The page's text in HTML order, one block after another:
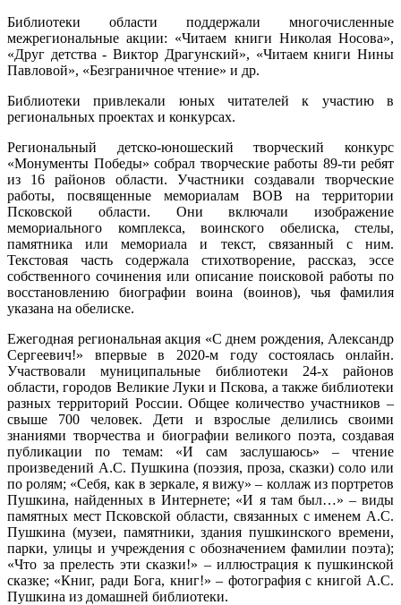
Библиотеки области поддержали многочисленные
межрегиональные акции: «Читаем книги Николая Носова»,
«Друг детства - Виктор Драгунский», «Читаем книги Нины
Павловой», «Безграничное чтение» и др.
Библиотеки привлекали юных читателей к участию в
региональных проектах и конкурсах.
Региональный детско-юношеский творческий конкурс
«Монументы Победы» собрал творческие работы 89-ти ребят
из 16 районов области. Участники создавали творческие
работы, посвященные мемориалам ВОВ на территории
Псковской области. Они включали изображение
мемориального комплекса, воинского обелиска, стелы,
памятника или мемориала и текст, связанный с ним.
Текстовая часть содержала стихотворение, рассказ, эссе
собственного сочинения или описание поисковой работы по
восстановлению биографии воина (воинов), чья фамилия
указана на обелиске.
Ежегодная региональная акция «С днем рождения, Александр
Сергеевич!» впервые в 2020-м году состоялась онлайн.
Участвовали муниципальные библиотеки 24-х районов
области, городов Великие Луки и Пскова, а также библиотеки
разных территорий России. Общее количество участников –
свыше 700 человек. Дети и взрослые делились своими
знаниями творчества и биографии великого поэта, создавая
публикации по темам: «И сам заслушаюсь» – чтение
произведений А.С. Пушкина (поэзия, проза, сказки) соло или
по ролям; «Себя, как в зеркале, я вижу» – коллаж из портретов
Пушкина, найденных в Интернете; «И я там был…» – виды
памятных мест Псковской области, связанных с именем А.С.
Пушкина (музеи, памятники, здания пушкинского времени,
парки, улицы и учреждения с обозначением фамилии поэта);
«Что за прелесть эти сказки!» – иллюстрация к пушкинской
сказке; «Книг, ради Бога, книг!» – фотография с книгой А.С.
Пушкина из домашней библиотеки.